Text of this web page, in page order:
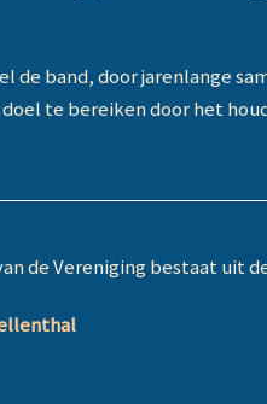
de band, door jarenlange
te bereiken door het
de Vereniging bestaat uit